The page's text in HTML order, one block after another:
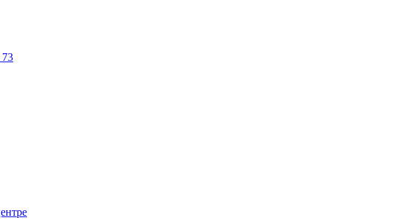
73